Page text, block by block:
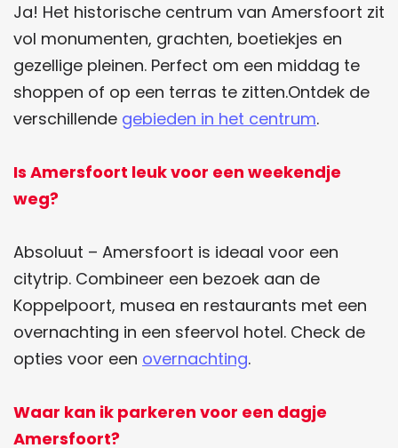
p
F
a
c
e
o
p
W
h
a
t
A
Ja! Het historische centrum van Amersfoort zit
vol monumenten, grachten, boetiekjes en
gezellige pleinen. Perfect om een middag te
shoppen of op een terras te zitten.Ontdek de
verschillende gebieden in het centrum.
Is Amersfoort leuk voor een weekendje
weg?
Absoluut – Amersfoort is ideaal voor een
citytrip. Combineer een bezoek aan de
Koppelpoort, musea en restaurants met een
overnachting in een sfeervol hotel. Check de
opties voor een overnachting.
Waar kan ik parkeren voor een dagje
Amersfoort?